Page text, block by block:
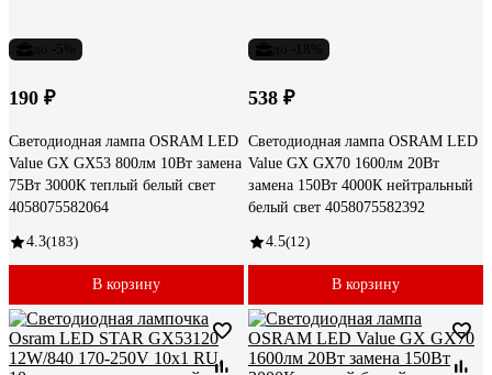
190 ₽
Светодиодная лампа OSRAM LED
Value GX GX53 800лм 10Вт замена
75Вт 3000К теплый белый свет
4058075582064
4.3(183)
В корзину
538 ₽
Светодиодная лампа OSRAM LED
Value GX GX70 1600лм 20Вт
замена 150Вт 4000К нейтральный
белый свет 4058075582392
4.5(12)
В корзину